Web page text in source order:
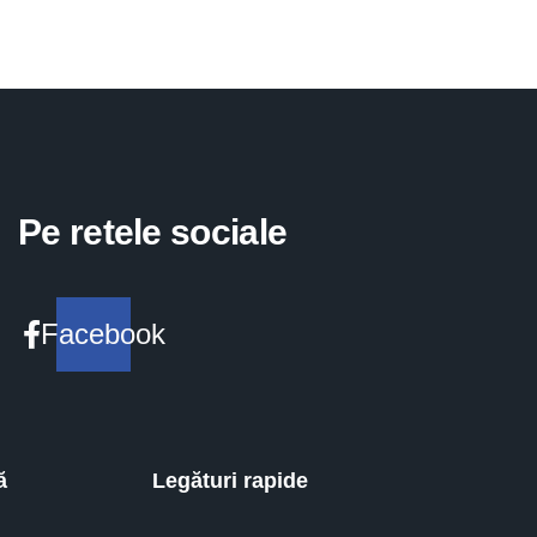
Pe retele sociale
Facebook
Legături rapide